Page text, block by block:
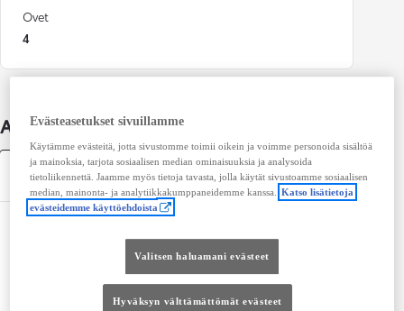
Ovet
4
Auton lisätiedot
Tekniset tiedot
Mitat ja tilavuus
Tavaratilan tilavuus
Evästeasetukset sivuillamme
Käytämme evästeitä, jotta sivustomme toimii oikein ja voimme personoida sisältöä
ja mainoksia, tarjota sosiaalisen median ominaisuuksia ja analysoida
tietoliikennettä. Jaamme myös tietoja tavasta, jolla käytät sivustoamme sosiaalisen
median, mainonta- ja analytiikkakumppaneidemme kanssa.
Katso lisätietoja
evästeidemme käyttöehdoista
Valitsen haluamani evästeet
Hyväksyn välttämättömät evästeet